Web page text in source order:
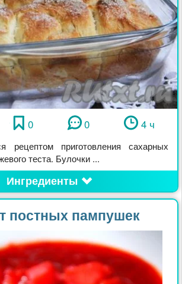
0 0 4 ч
рецептом приготовления сахарных
теста. Булочки ...
Ингредиенты
постных пампушек